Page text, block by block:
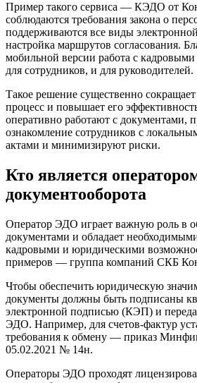
Пример такого сервиса — КЭДО от
соблюдаются требования закона о
поддерживаются все виды
настройка маршрутов согласования.
мобильной версии работа с
для сотрудников, и для руководителей.
Такое решение существенно
процесс и повышает его
оперативно работают с документами,
ознакомление сотрудников с
актами и минимизируют риски.
Кто является
документооборота
Оператор ЭДО играет важную роль в
документами и обладает
кадровыми и юридическими
примеров — группа компаний СКБ
Чтобы обеспечить юридическую
документы должны быть подписаны
электронной подписью (КЭП) и
ЭДО. Например, для счетов-фактур
требования к обмену — приказ
05.02.2021 № 14н.
Операторы ЭДО проходят